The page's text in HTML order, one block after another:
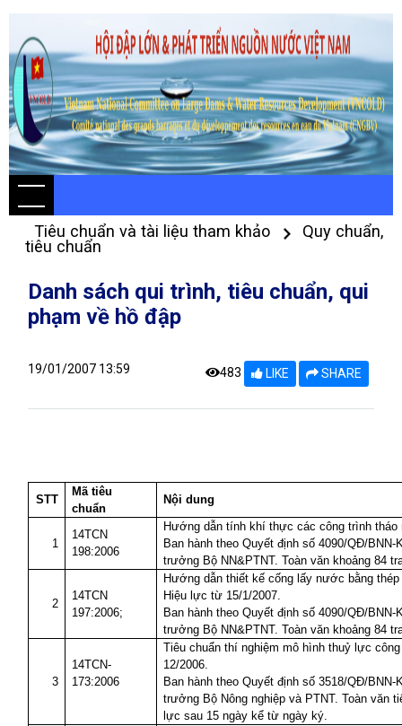
Tiêu chuẩn và tài liệu tham khảo
Quy chuẩn,
tiêu chuẩn
Danh sách qui trình, tiêu chuẩn, qui
phạm về hồ đập
19/01/2007 13:59 483 LIKE SHARE
STT
Mã tiêu
chuẩn
Nội dung
1
14TCN
198:2006
Hướng dẫn tính khí thực các công trình
Ban hành theo Quyết định số 4090/QĐ/BNN-
trưởng Bộ NN&PTNT. Toàn văn khoảng 84
2
14TCN
197:2006;
Hướng dẫn thiết kế cống lấy nước bằng
Hiệu lực từ 15/1/2007.
Ban hành theo Quyết định số 4090/QĐ/BNN-
trưởng Bộ NN&PTNT. Toàn văn khoảng 84
3
14TCN-
173:2006
Tiêu chuẩn thí nghiệm mô hình thuỷ lực
12/2006.
Ban hành theo Quyết định số 3518/QĐ/BNN-
trưởng Bộ Nông nghiệp và PTNT. Toàn văn
lực sau 15 ngày kể từ ngày ký.